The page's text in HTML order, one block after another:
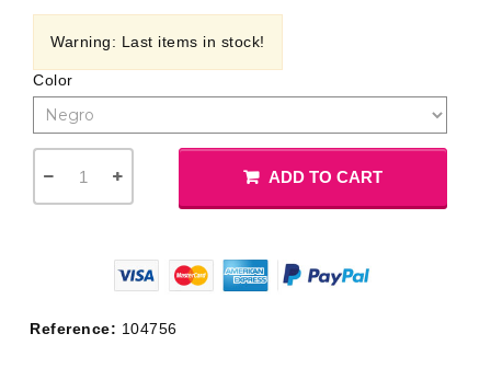
Warning: Last items in stock!
Color
ADD TO CART
Reference: 104756